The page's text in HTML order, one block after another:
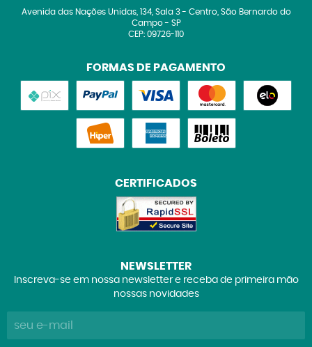
Avenida das Nações Unidas, 134, Sala 3- Centro, São Bernardo do
Campo- SP
CEP: 09726-110
FORMAS DE PAGAMENTO
CERTIFICADOS
NEWSLETTER
Inscreva-se em nossa newsletter e receba de primeira mão
nossas novidades